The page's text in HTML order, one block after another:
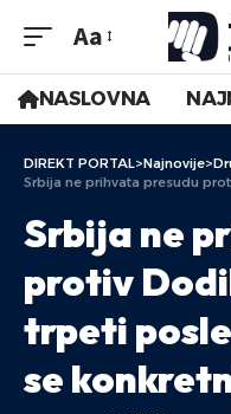
Aa
NASLOVNA
DIREKT PORTAL>Najnovije>
Srbija ne prihvata presudu
Srbija ne
protiv
trpeti
se